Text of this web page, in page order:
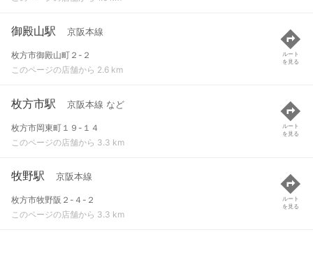
御殿山駅 京阪本線
枚方市御殿山町２-２
このページの店舗から 2.6 km
ルート
を見る
枚方市駅 京阪本線 など
枚方市岡東町１９-１４
このページの店舗から 3.3 km
ルート
を見る
牧野駅 京阪本線
枚方市牧野阪２-４-２
このページの店舗から 3.3 km
ルート
を見る